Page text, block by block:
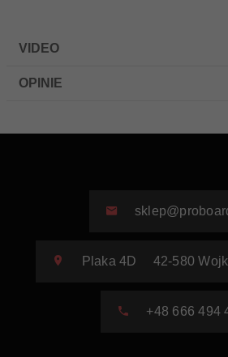
VIDEO
OPINIE
Plaka 4D 42-580
+48 666 494